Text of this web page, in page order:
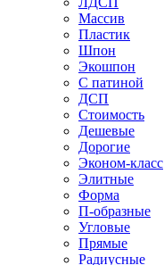
Массив
Пластик
Шпон
Экошпон
С патиной
ДСП
Стоимость
Дешевые
Дорогие
Эконом-класс
Элитные
Форма
П-образные
Угловые
Прямые
Радиусные